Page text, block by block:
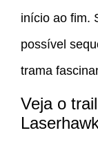
início ao fim.
possível
trama
Veja o